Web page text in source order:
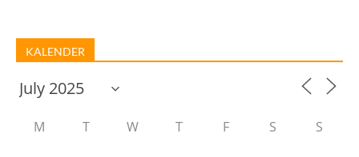
KALENDER
M T W T F S S